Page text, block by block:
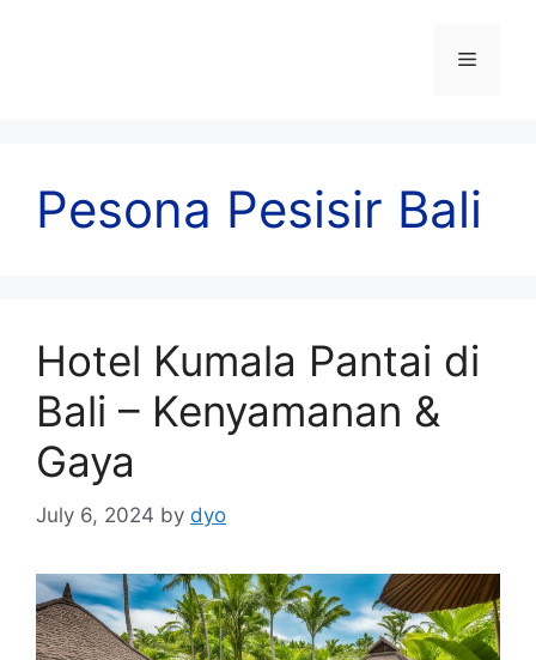
Menu
Pesona Pesisir Bali
Hotel Kumala Pantai di
Bali – Kenyamanan &
Gaya
July 6, 2024 by dyo